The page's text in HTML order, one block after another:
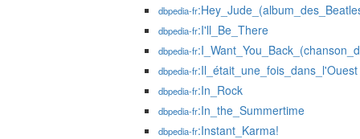
dbpedia-fr
dbpedia-fr:I'll_Be_There
dbpedia-fr
dbpedia-fr:Il_était_une_fois_dans_l'Ouest
dbpedia-fr:In_Rock
dbpedia-fr:In_the_Summertime
dbpedia-fr:Instant_Karma!